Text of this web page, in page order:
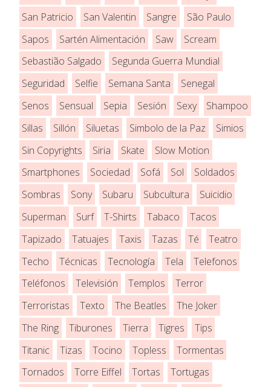
San Patricio
San Valentin Sangre
São Paulo
Sapos
Sartén Alimentación Saw
Scream
Sebastião Salgado
Segunda Guerra Mundial
Seguridad
Selfie Semana Santa
Senegal
Senos
Sensual Sepia Sesión Sexy
Shampoo
Sillas
Sillón Siluetas Simbolo de la Paz
Simios
Sin Copyrights
Siria Skate
Slow Motion
Smartphones
Sociedad Sofá Sol
Soldados
Sombras
Sony Subaru Subcultura
Suicidio
Superman
Surf T-Shirts Tabaco
Tacos
Tapizado
Tatuajes Taxis Tazas Té
Teatro
Techo
Técnicas Tecnología Tela
Telefonos
Teléfonos
Televisión Templos
Terror
Terroristas
Texto The Beatles
The Joker
The Ring
Tiburones Tierra Tigres
Tips
Titanic
Tizas Tocino Topless
Tormentas
Tornados
Torre Eiffel Tortas
Tortugas